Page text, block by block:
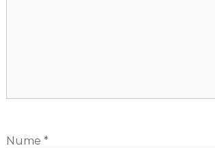
Nume *